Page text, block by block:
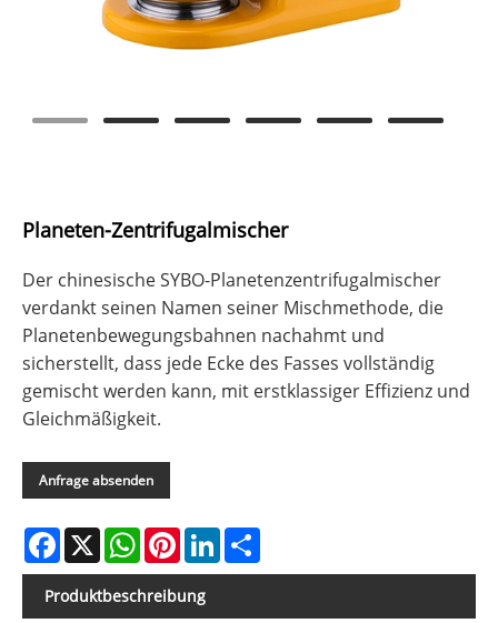
Planeten-Zentrifugalmischer
Der chinesische SYBO-Planetenzentrifugalmischer
verdankt seinen Namen seiner Mischmethode, die
Planetenbewegungsbahnen nachahmt und
sicherstellt, dass jede Ecke des Fasses vollständig
gemischt werden kann, mit erstklassiger Effizienz und
Gleichmäßigkeit.
Anfrage absenden
Facebook
X WhatsAppPinterestLinkedIn
Produktbeschreibung